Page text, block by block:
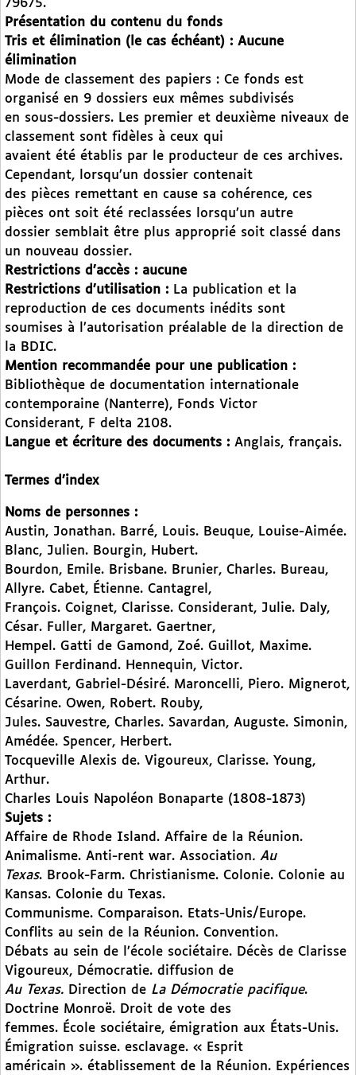
79675.
Présentation du contenu du fonds
Tris et élimination (le cas échéant) : Aucune
élimination
Mode de classement des papiers : Ce fonds est
organisé en 9 dossiers eux mêmes subdivisés
en sous-dossiers. Les premier et deuxième niveaux de
classement sont fidèles à ceux qui
avaient été établis par le producteur de ces archives.
Cependant, lorsqu’un dossier contenait
des pièces remettant en cause sa cohérence, ces
pièces ont soit été reclassées lorsqu’un autre
dossier semblait être plus approprié soit classé dans
un nouveau dossier.
Restrictions d’accès : aucune
Restrictions d’utilisation : La publication et la
reproduction de ces documents inédits sont
soumises à l’autorisation préalable de la direction de
la BDIC.
Mention recommandée pour une publication :
Bibliothèque de documentation internationale
contemporaine (Nanterre), Fonds Victor
Considerant, F delta 2108.
Langue et écriture des documents : Anglais, français.
Termes d’index
Noms de personnes :
Austin, Jonathan. Barré, Louis. Beuque, Louise-Aimée.
Blanc, Julien. Bourgin, Hubert.
Bourdon, Emile. Brisbane. Brunier, Charles. Bureau,
Allyre. Cabet, Étienne. Cantagrel,
François. Coignet, Clarisse. Considerant, Julie. Daly,
César. Fuller, Margaret. Gaertner,
Hempel. Gatti de Gamond, Zoé. Guillot, Maxime.
Guillon Ferdinand. Hennequin, Victor.
Laverdant, Gabriel-Désiré. Maroncelli, Piero. Mignerot,
Césarine. Owen, Robert. Rouby,
Jules. Sauvestre, Charles. Savardan, Auguste. Simonin,
Amédée. Spencer, Herbert.
Tocqueville Alexis de. Vigoureux, Clarisse. Young,
Arthur.
Charles Louis Napoléon Bonaparte (1808-1873)
Sujets :
Affaire de Rhode Island. Affaire de la Réunion.
Animalisme. Anti-rent war. Association. Au
Texas. Brook-Farm. Christianisme. Colonie. Colonie au
Kansas. Colonie du Texas.
Communisme. Comparaison. Etats-Unis/Europe.
Conflits au sein de la Réunion. Convention.
Débats au sein de l’école sociétaire. Décès de Clarisse
Vigoureux, Démocratie. diffusion de
Au Texas. Direction de La Démocratie pacifique.
Doctrine Monroë. Droit de vote des
femmes. École sociétaire, émigration aux États-Unis.
Émigration suisse. esclavage. « Esprit
américain ». établissement de la Réunion. Expériences